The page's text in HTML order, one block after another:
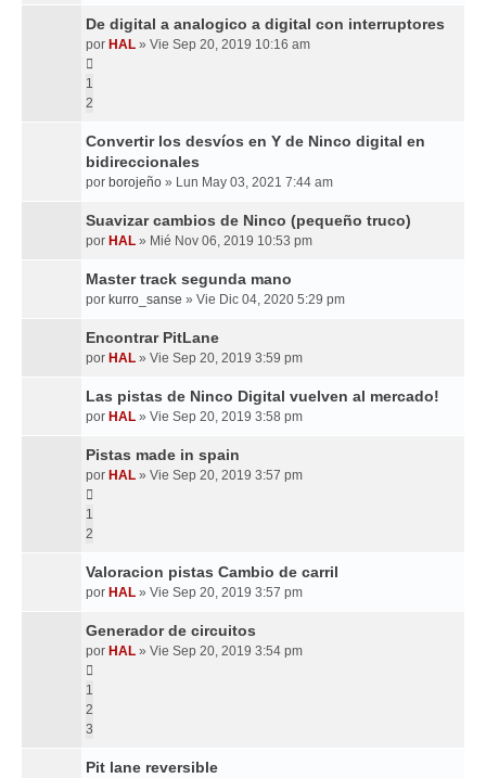
De digital a analogico a digital con interruptores
por HAL » Vie Sep 20, 2019 10:16 am
1
2
Convertir los desvíos en Y de Ninco digital en
bidireccionales
por borojeño » Lun May 03, 2021 7:44 am
Suavizar cambios de Ninco (pequeño truco)
por HAL » Mié Nov 06, 2019 10:53 pm
Master track segunda mano
por kurro_sanse » Vie Dic 04, 2020 5:29 pm
Encontrar PitLane
por HAL » Vie Sep 20, 2019 3:59 pm
Las pistas de Ninco Digital vuelven al mercado!
por HAL » Vie Sep 20, 2019 3:58 pm
Pistas made in spain
por HAL » Vie Sep 20, 2019 3:57 pm
1
2
Valoracion pistas Cambio de carril
por HAL » Vie Sep 20, 2019 3:57 pm
Generador de circuitos
por HAL » Vie Sep 20, 2019 3:54 pm
1
2
3
Pit lane reversible